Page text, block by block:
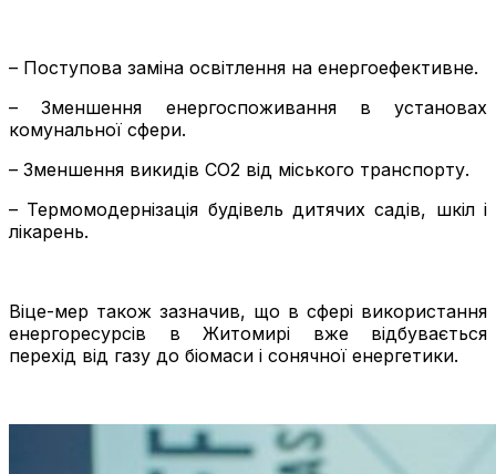
– Поступова заміна освітлення на енергоефективне.
– Зменшення енергоспоживання в установах
комунальної сфери.
– Зменшення викидів СО2 від міського транспорту.
– Термомодернізація будівель дитячих садів, шкіл і
лікарень.
Віце-мер також зазначив, що в сфері використання
енергоресурсів в Житомирі вже відбувається
перехід від газу до біомаси і сонячної енергетики.